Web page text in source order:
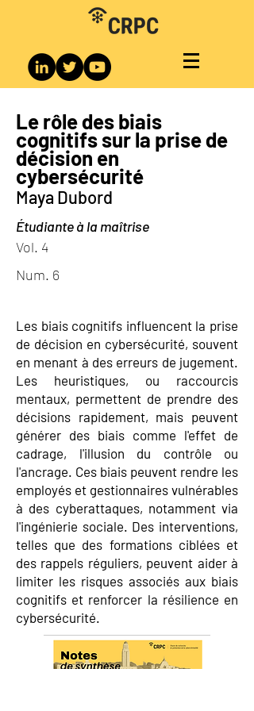
Le rôle des biais
cognitifs sur la prise de
décision en
cybersécurité
Maya Dubord
Étudiante à la maîtrise
Vol. 4
Num. 6
Les biais cognitifs influencent la prise
de décision en cybersécurité, souvent
en menant à des erreurs de jugement.
Les heuristiques, ou raccourcis
mentaux, permettent de prendre des
décisions rapidement, mais peuvent
générer des biais comme l'effet de
cadrage, l'illusion du contrôle ou
l'ancrage. Ces biais peuvent rendre les
employés et gestionnaires vulnérables
à des cyberattaques, notamment via
l'ingénierie sociale. Des interventions,
telles que des formations ciblées et
des rappels réguliers, peuvent aider à
limiter les risques associés aux biais
cognitifs et renforcer la résilience en
cybersécurité.